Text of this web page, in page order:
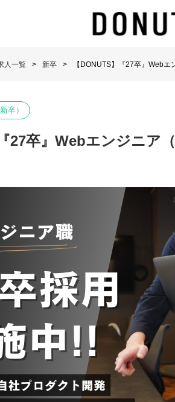
人一覧 新卒 【DONUTS】『27卒』Webエ
卒）
27卒』Webエンジニア（